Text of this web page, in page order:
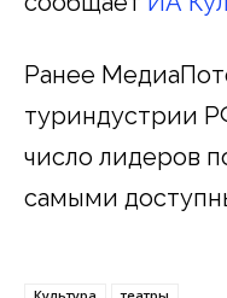
Ранее
туриндустрии
число лидеров
самыми